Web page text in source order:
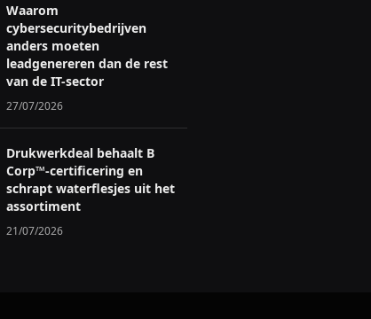
Waarom
cybersecuritybedrijven
anders moeten
leadgenereren dan de rest
van de IT-sector
27/07/2026
Drukwerkdeal behaalt B
Corp™-certificering en
schrapt waterflesjes uit het
assortiment
21/07/2026